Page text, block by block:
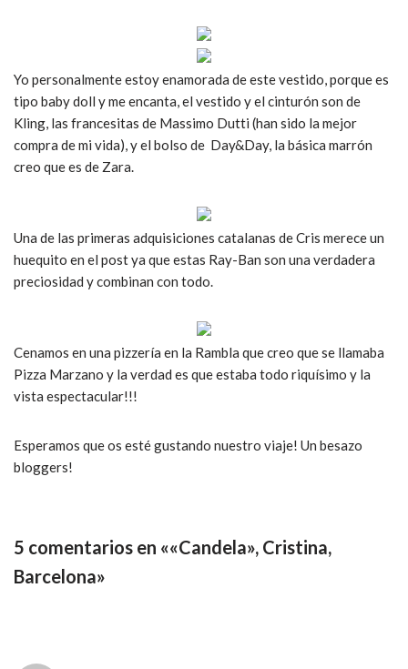
Yo personalmente estoy enamorada de este vestido, porque es
tipo baby doll y me encanta, el vestido y el cinturón son de
Kling, las francesitas de Massimo Dutti (han sido la mejor
compra de mi vida), y el bolso de Day&Day, la básica marrón
creo que es de Zara.
Una de las primeras adquisiciones catalanas de Cris merece un
huequito en el post ya que estas Ray-Ban son una verdadera
preciosidad y combinan con todo.
Cenamos en una pizzería en la Rambla que creo que se llamaba
Pizza Marzano y la verdad es que estaba todo riquísimo y la
vista espectacular!!!
Esperamos que os esté gustando nuestro viaje! Un besazo
bloggers!
5 comentarios en ««Candela», Cristina,
Barcelona»